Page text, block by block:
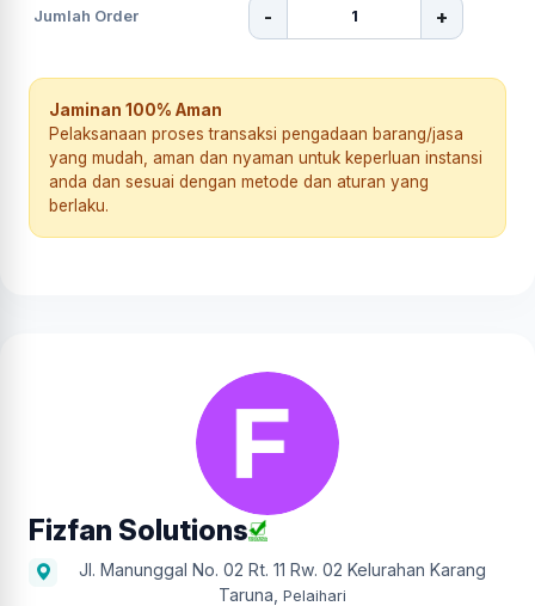
Jumlah Order - +
Jaminan 100% Aman
Pelaksanaan proses transaksi pengadaan barang/jasa
yang mudah, aman dan nyaman untuk keperluan instansi
anda dan sesuai dengan metode dan aturan yang
berlaku.
Fizfan Solutions
Jl. Manunggal No. 02 Rt. 11 Rw. 02 Kelurahan Karang
Taruna Pelaihari